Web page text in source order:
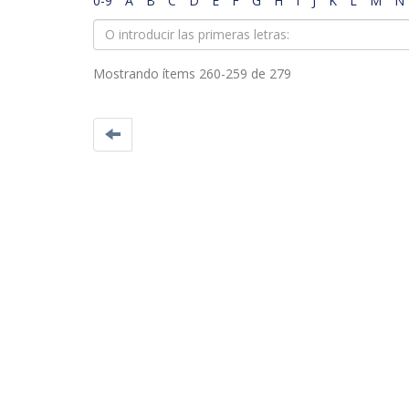
Mostrando ítems 260-259 de 279